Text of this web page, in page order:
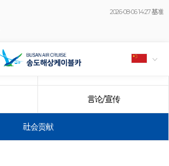
2026-08-06 14:27 基准
言论/宣传
社会贡献